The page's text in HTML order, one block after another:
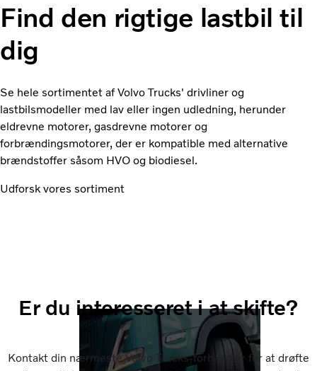
Find den rigtige lastbil til
dig
Se hele sortimentet af Volvo Trucks' drivliner og
lastbilsmodeller med lav eller ingen udledning, herunder
eldrevne motorer, gasdrevne motorer og
forbrændingsmotorer, der er kompatible med alternative
brændstoffer såsom HVO og biodiesel.
Udforsk vores sortiment
Er du interesseret i at skifte?
Kontakt din nærmeste Volvo Trucks-forhandler for at drøfte